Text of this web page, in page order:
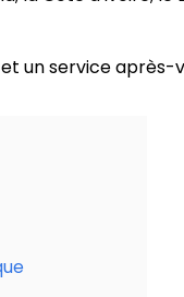
un service